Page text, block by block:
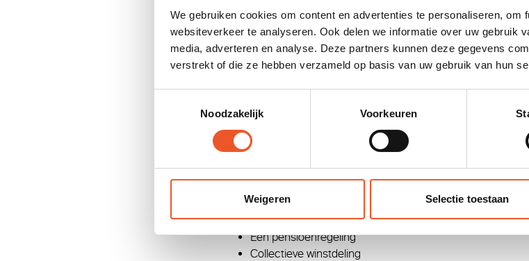
We gebruiken cookies om content en advertenties te personaliseren, om
websiteverkeer te analyseren. Ook delen we informatie over uw gebruik
media, adverteren en analyse. Deze partners kunnen deze gegevens
verstrekt of die ze hebben verzameld op basis van uw gebruik van hun
Noodzakelijk
Voorkeuren
Weigeren Selectie toestaan
Wat krijg je ervoor terug?
Bij Changekitchen krijg je de kans om echt het verschil te
opgaves in het maatschappelijk domein. We geloven in doen
bieden?
Een dynamische werkomgeving zonder hiërarchie met
Een brutosalaris in de range van €6.600,- tot €8.500,-
Een persoonlijk keuzebudget (PKB)
kopen van je PKB.
Een mobiliteitsbudget als onderdeel van jouw PKB.
Een pensioenregeling
Collectieve winstdeling